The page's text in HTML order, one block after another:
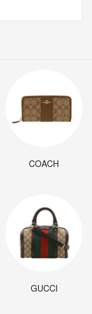
COACH
GUCCI